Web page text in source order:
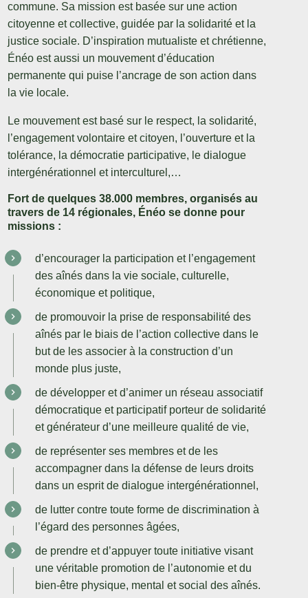
commune. Sa mission est basée sur une action
citoyenne et collective, guidée par la solidarité et la
justice sociale. D’inspiration mutualiste et chrétienne,
Énéo est aussi un mouvement d’éducation
permanente qui puise l’ancrage de son action dans
la vie locale.
Le mouvement est basé sur le respect, la solidarité,
l’engagement volontaire et citoyen, l’ouverture et la
tolérance, la démocratie participative, le dialogue
intergénérationnel et interculturel,…
Fort de quelques 38.000 membres, organisés au
travers de 14 régionales, Énéo se donne pour
missions :
d’encourager la participation et l’engagement
des aînés dans la vie sociale, culturelle,
économique et politique,
de promouvoir la prise de responsabilité des
aînés par le biais de l’action collective dans le
but de les associer à la construction d’un
monde plus juste,
de développer et d’animer un réseau associatif
démocratique et participatif porteur de solidarité
et générateur d’une meilleure qualité de vie,
de représenter ses membres et de les
accompagner dans la défense de leurs droits
dans un esprit de dialogue intergénérationnel,
de lutter contre toute forme de discrimination à
l’égard des personnes âgées,
de prendre et d’appuyer toute initiative visant
une véritable promotion de l’autonomie et du
bien-être physique, mental et social des aînés.